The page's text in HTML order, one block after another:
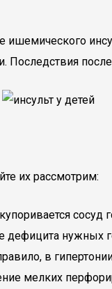
Последствия
их рассмотрим:
дефицита
в
мелких